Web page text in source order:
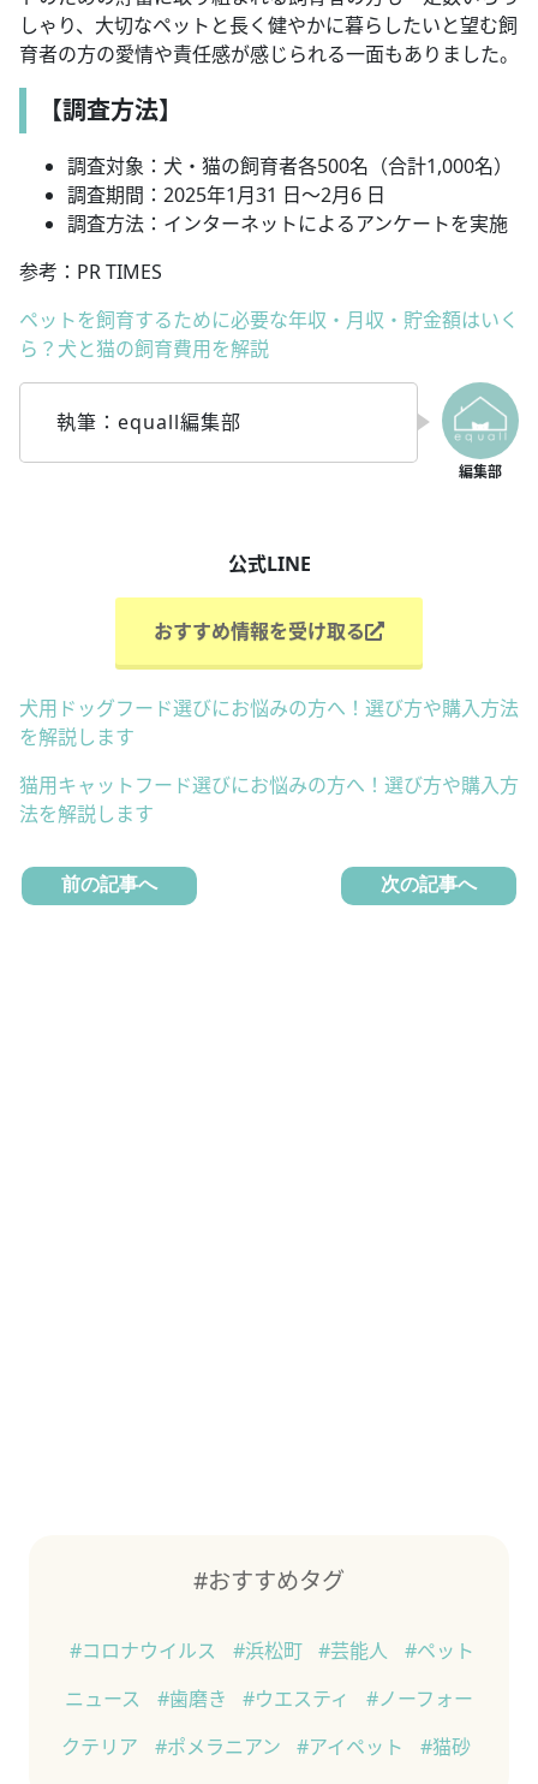
しゃり、大切なペットと長く健やかに暮らしたいと望む飼
育者の方の愛情や責任感が感じられる一面もありました。
【調査方法】
調査対象：犬・猫の飼育者各500名（合計1,000名）
調査期間：2025年1月31 日～2月6 日
調査方法：インターネットによるアンケートを実施
参考：PR TIMES
ペットを飼育するために必要な年収・月収・貯金額はいく
ら？犬と猫の飼育費用を解説
執筆：equall編集部
公式LINE
おすすめ情報を受け取る
犬用ドッグフード選びにお悩みの方へ！選び方や購入方法
を解説します
猫用キャットフード選びにお悩みの方へ！選び方や購入方
法を解説します
前の記事へ 次の記事へ
#おすすめタグ
#コロナウイルス #浜松町 #芸能人
#ペット
ニュース
#歯磨き #ウエスティ
#ノーフォー
クテリア
#ポメラニアン #アイペット #猫砂